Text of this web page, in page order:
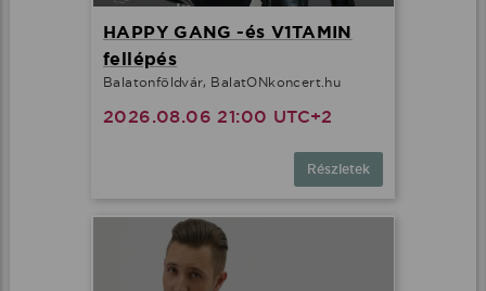
HAPPY GANG -és V1TAMIN
fellépés
Balatonföldvár, BalatONkoncert.hu
2026.08.06 21:00 UTC+2
Részletek